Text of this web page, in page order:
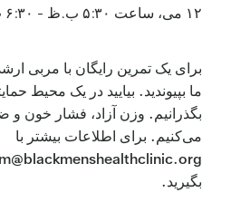
۱۲ می، ساعت ۵:۳۰ ب.ظ - ۶:۳۰ ب.ظ
برای یک تمرین رایگان با مربی
ما بپیوندید. بیایید در یک محیط
بگذرانیم. وزن آزاد، فشار خون
می‌کنیم. برای اطلاعات بیشتر با
بگیرید.